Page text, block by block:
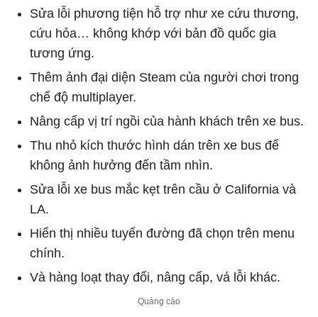
Sửa lỗi phương tiện hỗ trợ như xe cứu thương,
cứu hỏa… không khớp với bản đồ quốc gia
tương ứng.
Thêm ảnh đại diện Steam của người chơi trong
chế độ multiplayer.
Nâng cấp vị trí ngồi của hành khách trên xe bus.
Thu nhỏ kích thước hình dán trên xe bus để
không ảnh hưởng đến tầm nhìn.
Sửa lỗi xe bus mắc kẹt trên cầu ở California và
LA.
Hiển thị nhiều tuyến đường đã chọn trên menu
chính.
Và hàng loạt thay đổi, nâng cấp, vá lỗi khác.